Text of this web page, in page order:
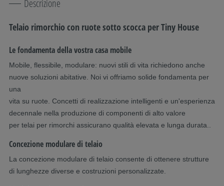
Descrizione
Telaio rimorchio con ruote sotto scocca per Tiny House
Le fondamenta della vostra casa mobile
Mobile, flessibile, modulare: nuovi stili di vita richiedono anche
nuove soluzioni abitative. Noi vi offriamo solide fondamenta per
una
vita su ruote. Concetti di realizzazione intelligenti e un'esperienza
decennale nella produzione di componenti di alto valore
per telai per rimorchi assicurano qualità elevata e lunga durata..
Concezione modulare di telaio
La concezione modulare di telaio consente di ottenere strutture
di lunghezze diverse e costruzioni personalizzate.